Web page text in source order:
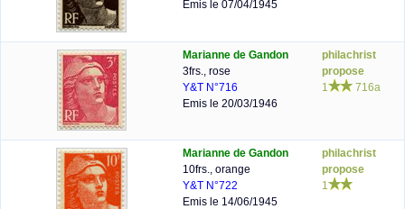
Emis le 07/04/1945
Marianne de Gandon
3frs., rose
Y&T N°716
Emis le 20/03/1946
philachrist
propose
1
716a
Marianne de Gandon
10frs., orange
Y&T N°722
Emis le 14/06/1945
philachrist
propose
1